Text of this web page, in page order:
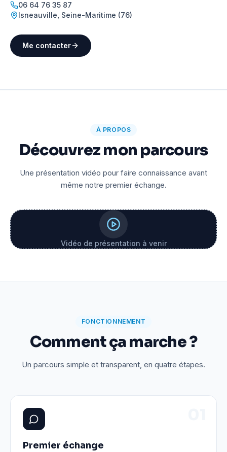
06 64 76 35 87
Isneauville Seine-Maritime (76)
Me contacter
À PROPOS
Découvrez mon parcours
Une présentation vidéo pour faire connaissance avant
même notre premier échange.
Vidéo de présentation à venir
FONCTIONNEMENT
Comment ça marche ?
Un parcours simple et transparent, en quatre étapes.
Premier échange